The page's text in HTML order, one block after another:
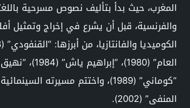
المغرب، حيث بدأ بتأليف نصوص مسرحية
والفرنسية، قبل أن يشرع في إخراج وتمثيل
“كوماني” (1989)، واختتم مسيرته
المنفى” (2002).